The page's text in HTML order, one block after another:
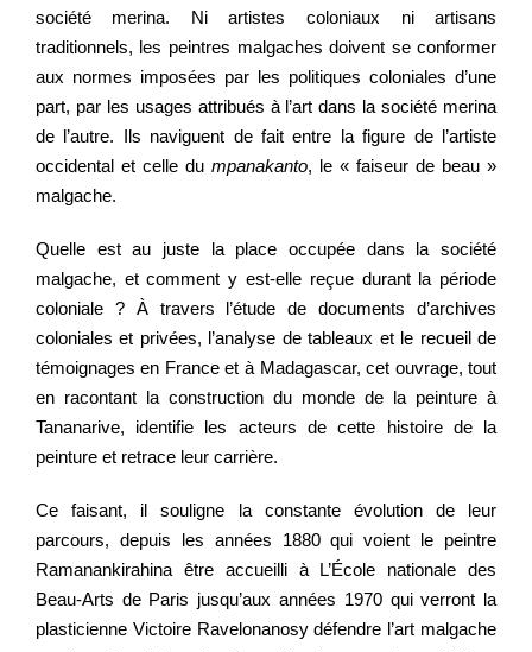
société merina. Ni artistes coloniaux ni artisans
traditionnels, les peintres malgaches doivent se conformer
aux normes imposées par les politiques coloniales d’une
part, par les usages attribués à l’art dans la société merina
de l’autre. Ils naviguent de fait entre la figure de l’artiste
occidental et celle du mpanakanto, le « faiseur de beau »
malgache.
Quelle est au juste la place occupée dans la société
malgache, et comment y est-elle reçue durant la période
coloniale ? À travers l’étude de documents d’archives
coloniales et privées, l’analyse de tableaux et le recueil de
témoignages en France et à Madagascar, cet ouvrage, tout
en racontant la construction du monde de la peinture à
Tananarive, identifie les acteurs de cette histoire de la
peinture et retrace leur carrière.
Ce faisant, il souligne la constante évolution de leur
parcours, depuis les années 1880 qui voient le peintre
Ramanankirahina être accueilli à L’École nationale des
Beau-Arts de Paris jusqu’aux années 1970 qui verront la
plasticienne Victoire Ravelonanosy défendre l’art malgache